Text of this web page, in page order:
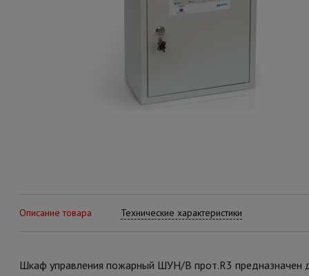
Описание товара Технические характеристики
Шкаф управления пожарный ШУН/В прот.R3 предназначен